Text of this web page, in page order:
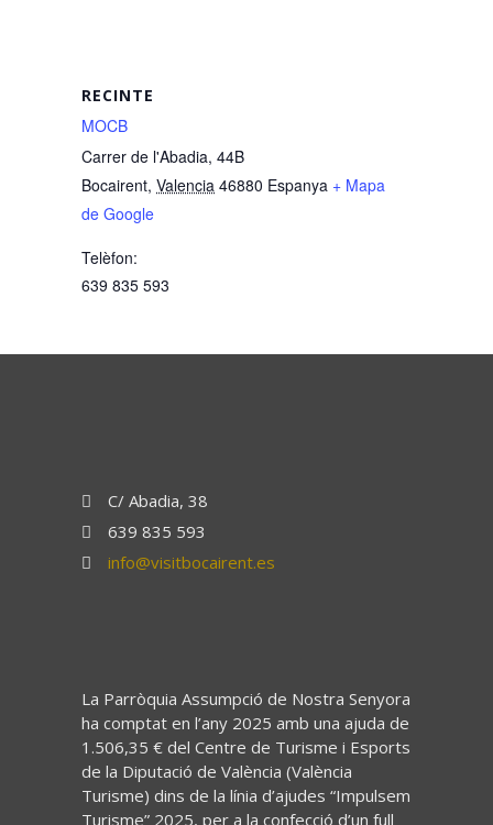
RECINTE
MOCB
Carrer de l'Abadia, 44B
Bocairent, Valencia 46880 Espanya + Mapa
de Google
Telèfon:
639 835 593
C/ Abadia, 38
639 835 593
info@visitbocairent.es
La Parròquia Assumpció de Nostra Senyora
ha comptat en l’any 2025 amb una ajuda de
1.506,35 € del Centre de Turisme i Esports
de la Diputació de València (València
Turisme) dins de la línia d’ajudes “Impulsem
Turisme” 2025, per a la confecció d’un full